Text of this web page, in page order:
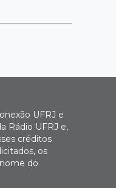
UFRJ e
Rádio UFRJ e,
créditos
os
do